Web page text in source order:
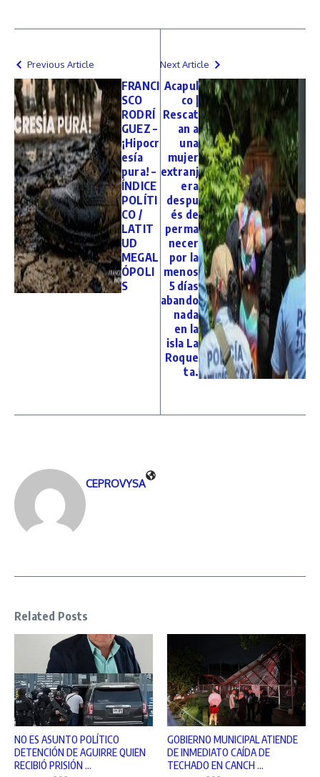
Previous Article
FRANCI
SCO
RODRÍ
GUEZ –
¡Hipocr
esía
pura! –
ÍNDICE
POLÍTI
CO /
LATIT
UD
MEGAL
ÓPOLI
S
Next Article
Acapul
co |
Rescat
an a
una
mujer
extranj
era
despu
és de
perma
necer
por la
menos
5 días
abando
nada
en la
isla La
Roque
ta.
CEPROVYSA
Related Posts
NO ES ASUNTO POLÍTICO
DETENCIÓN DE AGUIRRE QUIEN
RECIBIÓ PRISIÓN ...
GOBIERNO MUNICIPAL ATIENDE
DE INMEDIATO CAÍDA DE
TECHADO EN CANCH ...